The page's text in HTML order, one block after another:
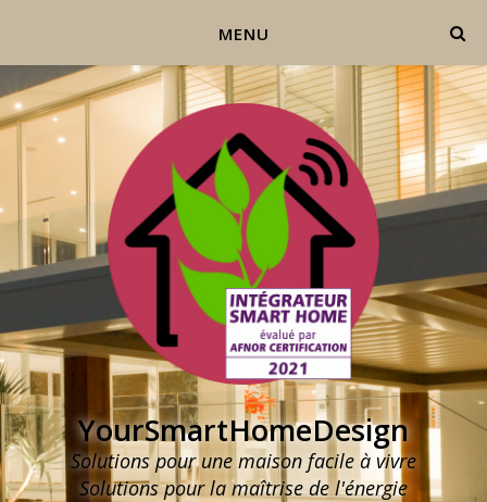
MENU
YourSmartHomeDesign
Solutions pour une maison facile à vivre
Solutions pour la maîtrise de l'énergie